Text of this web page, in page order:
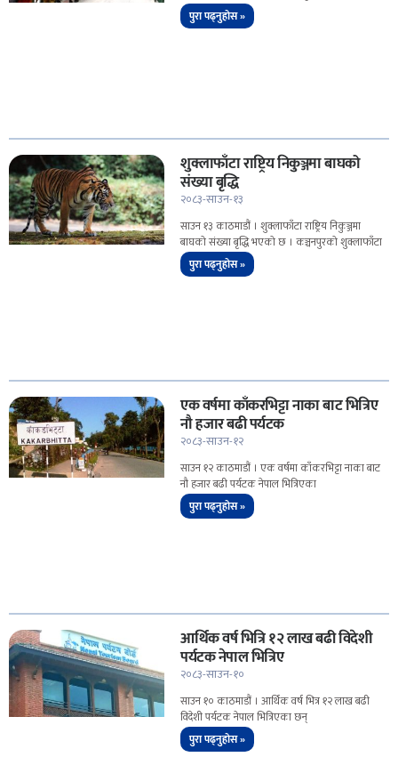
पुरा पढ्नुहोस »
शुक्लाफाँटा राष्ट्रिय निकुञ्जमा बाघको
संख्या बृद्धि
२०८३-साउन-१३
साउन १३ काठमाडौं । शुक्लाफाँटा राष्ट्रिय निकुञ्जमा
बाघको संख्या बृद्धि भएको छ । कञ्चनपुरको शुक्लाफाँटा
पुरा पढ्नुहोस »
एक वर्षमा काँकरभिट्टा नाका बाट भित्रिए
नौ हजार बढी पर्यटक
२०८३-साउन-१२
साउन १२ काठमाडौं । एक वर्षमा काँकरभिट्टा नाका बाट
नौ हजार बढी पर्यटक नेपाल भित्रिएका
पुरा पढ्नुहोस »
आर्थिक वर्ष भित्रि १२ लाख बढी विदेशी
पर्यटक नेपाल भित्रिए
२०८३-साउन-१०
साउन १० काठमाडौं । आर्थिक वर्ष भित्र १२ लाख बढी
विदेशी पर्यटक नेपाल भित्रिएका छन्
पुरा पढ्नुहोस »